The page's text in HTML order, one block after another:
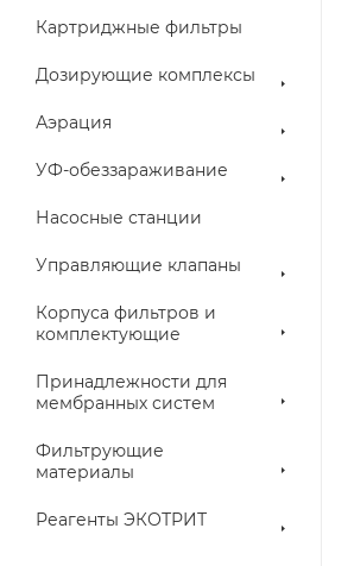
Картриджные фильтры
Дозирующие комплексы
Аэрация
УФ-обеззараживание
Насосные станции
Управляющие клапаны
Корпуса фильтров и
комплектующие
Принадлежности для
мембранных систем
Фильтрующие
материалы
Реагенты ЭКОТРИТ